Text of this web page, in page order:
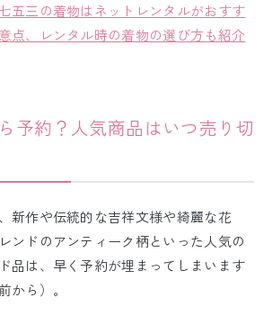
五三の着物はネットレンタルがおすす
点、レンタル時の着物の選び方も紹介
予約？人気商品はいつ売り切
新作や伝統的な吉祥文様や綺麗な花
ンドのアンティーク柄といった人気の
品は、早く予約が埋まってしまいます
から）。